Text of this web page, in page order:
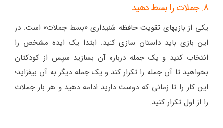
8. جملات را بسط دهید
یکی از بازیهای تقویت حافظه شنیداری «بسط جملات» است. در
این بازی باید داستان سازی کنید. ابتدا یک ایده مشخص را
انتخاب کنید و یک جمله درباره آن بسازید سپس از کودکتان
بخواهید تا آن جمله را تکرار کند و یک جمله دیگر به آن بیفزاید؛
این کار را تا زمانی که دوست دارید ادامه دهید و هر بار جملات
را از اول تکرار کنید.